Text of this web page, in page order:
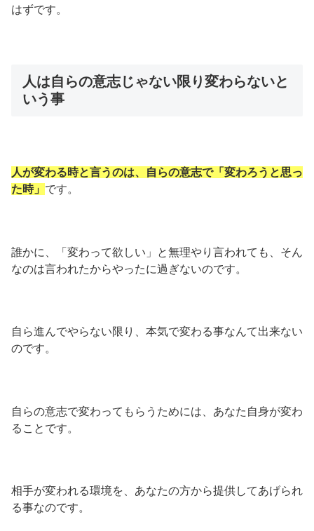
はずです。
人は自らの意志じゃない限り変わらないと
いう事
人が変わる時と言うのは、自らの意志で「変わろうと思っ
た時」 です。
誰かに、「変わって欲しい」と無理やり言われても、そん
なのは言われたからやったに過ぎないのです。
自ら進んでやらない限り、本気で変わる事なんて出来ない
のです。
自らの意志で変わってもらうためには、あなた自身が変わ
ることです。
相手が変われる環境を、あなたの方から提供してあげられ
る事なのです。